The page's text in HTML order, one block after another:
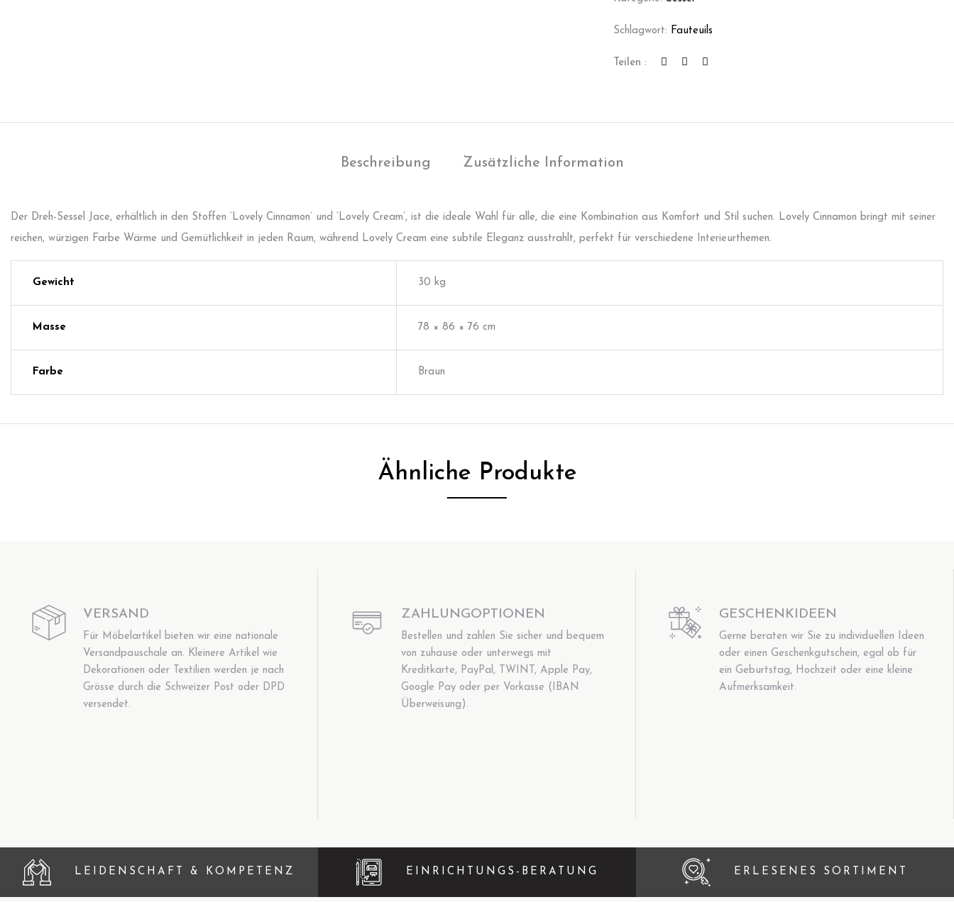
Schlagwort: Fauteuils
Teilen :
Beschreibung Zusätzliche Information
Der Dreh-Sessel Jace, erhältlich in den Stoffen ‘Lovely Cinnamon’ und ‘Lovely Cream’, ist die ideale Wahl für alle, die eine Kombination aus Komfort und Stil suchen. Lovely Cinnamon bringt mit seiner
reichen, würzigen Farbe Wärme und Gemütlichkeit in jeden Raum, während Lovely Cream eine subtile Eleganz ausstrahlt, perfekt für verschiedene Interieurthemen.
Gewicht 30 kg
Masse 78 × 86 × 76 cm
Farbe Braun
Ähnliche Produkte
VERSAND
Für Möbelartikel bieten wir eine nationale
Versandpauschale an. Kleinere Artikel wie
Dekorationen oder Textilien werden je nach
Grösse durch die Schweizer Post oder DPD
versendet.
ZAHLUNGOPTIONEN
Bestellen und zahlen Sie sicher und bequem
von zuhause oder unterwegs mit
Kreditkarte, PayPal, TWINT, Apple Pay,
Google Pay oder per Vorkasse (IBAN
Überweisung).
GESCHENKIDEEN
Gerne beraten wir Sie zu individuellen Ideen
oder einen Geschenkgutschein, egal ob für
ein Geburtstag, Hochzeit oder eine kleine
Aufmerksamkeit.
LEIDENSCHAFT & KOMPETENZ EINRICHTUNGS-BERATUNG ERLESENES SORTIMENT